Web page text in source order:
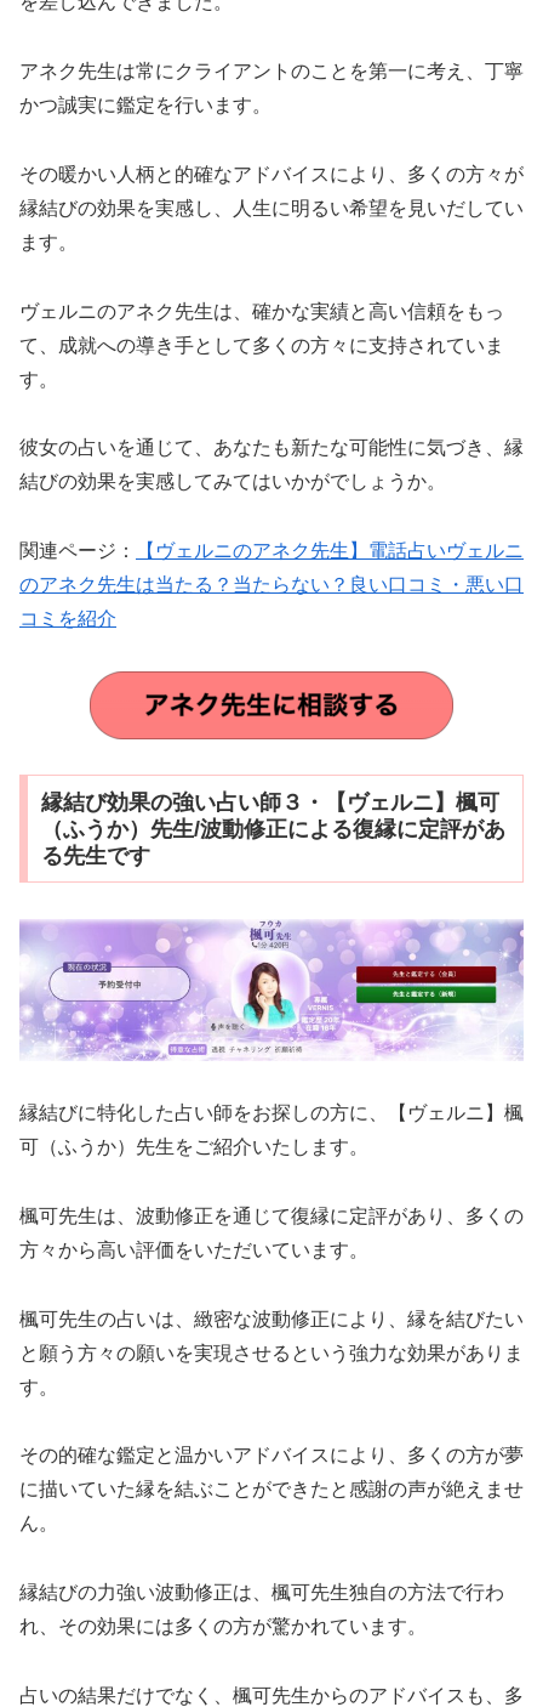
アネク先生は常にクライアントのことを第一に考え、丁寧
かつ誠実に鑑定を行います。
その暖かい人柄と的確なアドバイスにより、多くの方々が
縁結びの効果を実感し、人生に明るい希望を見いだしてい
ます。
ヴェルニのアネク先生は、確かな実績と高い信頼をもっ
て、成就への導き手として多くの方々に支持されていま
す。
彼女の占いを通じて、あなたも新たな可能性に気づき、縁
結びの効果を実感してみてはいかがでしょうか。
関連ページ：
【ヴェルニのアネク先生】電話占いヴェルニ
のアネク先生は当たる？当たらない？良い口コミ・悪い口
コミを紹介
縁結び効果の強い占い師３・【ヴェルニ】楓可
（ふうか）先生/波動修正による復縁に定評があ
る先生です
縁結びに特化した占い師をお探しの方に、【ヴェルニ】楓
可（ふうか）先生をご紹介いたします。
楓可先生は、波動修正を通じて復縁に定評があり、多くの
方々から高い評価をいただいています。
楓可先生の占いは、緻密な波動修正により、縁を結びたい
と願う方々の願いを実現させるという強力な効果がありま
す。
その的確な鑑定と温かいアドバイスにより、多くの方が夢
に描いていた縁を結ぶことができたと感謝の声が絶えませ
ん。
縁結びの力強い波動修正は、楓可先生独自の方法で行わ
れ、その効果には多くの方が驚かれています。
占いの結果だけでなく、楓可先生からのアドバイスも、多